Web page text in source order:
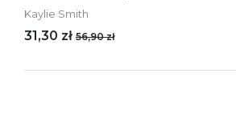
Kaylie Smith
31,30 zł 56,90 zł